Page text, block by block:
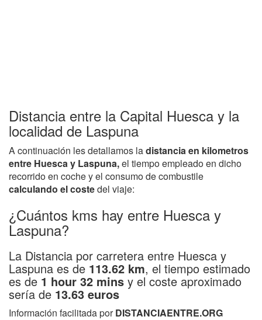
Distancia entre la Capital Huesca y la
localidad de Laspuna
A continuación les detallamos ladistancia en kilometros
entre Huesca y Laspuna,el tiempo empleado en dicho
recorrido en coche y el consumo de combustile
calculando el costedel viaje:
¿Cuántos kms hay entre Huesca y
Laspuna?
La Distancia por carretera entre Huesca y
Laspuna es de 113.62 km, el tiempo estimado
es de 1 hour 32 mins y el coste aproximado
sería de 13.63 euros
Información facilitada porDISTANCIAENTRE.ORG